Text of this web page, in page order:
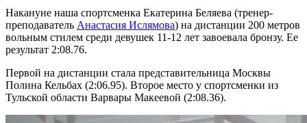
Накануне наша спортсменка Екатерина Беляева (тренер-
преподаватель Анастасия Ислямова) на дистанции 200 метров
вольным стилем среди девушек 11-12 лет завоевала бронзу. Ее
результат 2:08.76.
Первой на дистанции стала представительница Москвы
Полина Кельбах (2:06.95). Второе место у спортсменки из
Тульской области Варвары Макеевой (2:08.36).